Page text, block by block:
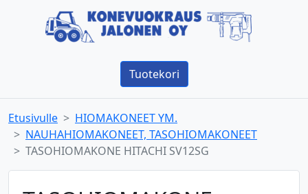
Tuotekori
Etusivulle
HIOMAKONEET YM.
NAUHAHIOMAKONEET, TASOHIOMAKONEET
TASOHIOMAKONE HITACHI SV12SG